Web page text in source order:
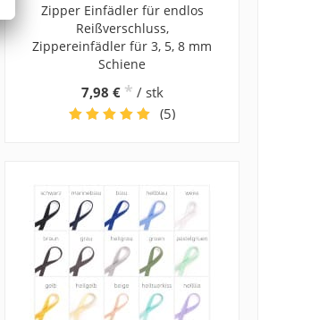
Zipper Einfädler für endlos
Reißverschluss,
Zippereinfädler für 3, 5, 8 mm
Schiene
7,98 € * / stk
(5)